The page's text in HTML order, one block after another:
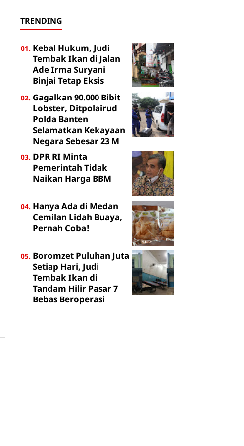
TRENDING
Kebal Hukum, Judi
Tembak Ikan di Jalan
Ade Irma Suryani
Binjai Tetap Eksis
Gagalkan 90.000 Bibit
Lobster, Ditpolairud
Polda Banten
Selamatkan Kekayaan
Negara Sebesar 23 M
DPR RI Minta
Pemerintah Tidak
Naikan Harga BBM
Hanya Ada di Medan
Cemilan Lidah Buaya,
Pernah Coba!
Boromzet Puluhan Juta
Setiap Hari, Judi
Tembak Ikan di
Tandam Hilir Pasar 7
Bebas Beroperasi